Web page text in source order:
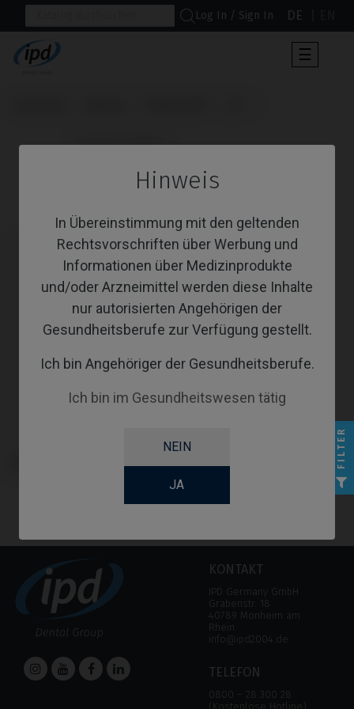
Hinweis
In Übereinstimmung mit den geltenden
Rechtsvorschriften über Werbung und
Informationen über Medizinprodukte
und/oder Arzneimittel werden diese Inhalte
nur autorisierten Angehörigen der
Gesundheitsberufe zur Verfügung gestellt.
Ich bin Angehöriger der Gesundheitsberufe.
Ich bin im Gesundheitswesen tätig
NEIN
JA
Log In / Sign In DE
der
☰
                      Custom Ti-Base
KONTAKT
IPD Germany GmbH
Grabenstr. 18
40789 Monheim am
Rhein
info@ipd2004.de
TELEFON
0800 – 28 300 28
(Kostenlose Hotline)
FILTER